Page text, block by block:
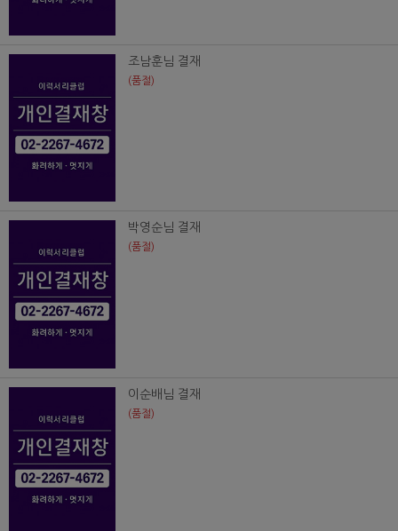
조남훈님 결재
(품절)
박영순님 결재
(품절)
이순배님 결재
(품절)